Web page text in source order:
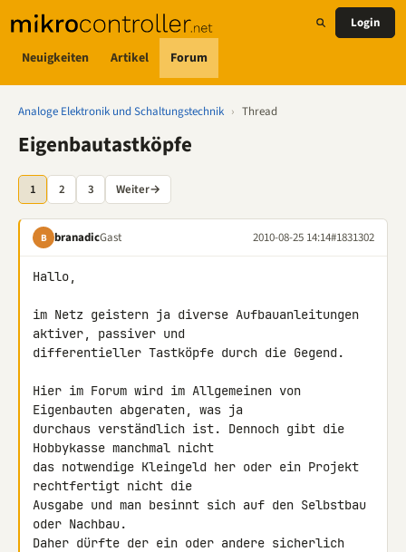
Neuigkeiten Artikel Forum
Login
Analoge Elektronik und Schaltungstechnik › Thread
Eigenbautastköpfe
1 2 3 Weiter→
B branadicGast 2010-08-25 14:14#1831302
Hallo,
im Netz geistern ja diverse Aufbauanleitungen
aktiver, passiver und
differentieller Tastköpfe durch die Gegend.
Hier im Forum wird im Allgemeinen von
Eigenbauten abgeraten, was ja
durchaus verständlich ist. Dennoch gibt die
Hobbykasse manchmal nicht
das notwendige Kleingeld her oder ein Projekt
rechtfertigt nicht die
Ausgabe und man besinnt sich auf den Selbstbau
oder Nachbau.
Daher dürfte der ein oder andere sicherlich